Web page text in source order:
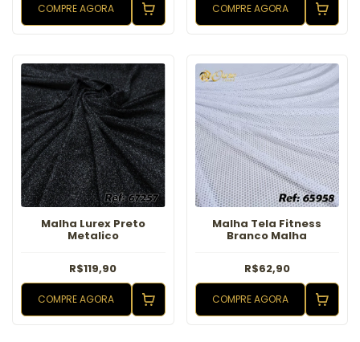
COMPRE AGORA COMPRE AGORA
Malha Lurex Preto
Metalico
R$119,90
COMPRE AGORA
Malha Tela Fitness
Branco Malha
R$62,90
COMPRE AGORA